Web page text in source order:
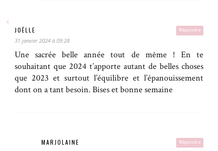
Répondre
JOËLLE
31 janvier 2024 à 09:28
Une sacrée belle année tout de même ! En te
souhaitant que 2024 t’apporte autant de belles choses
que 2023 et surtout l’équilibre et l’épanouissement
dont on a tant besoin. Bises et bonne semaine
Répondre
MARJOLAINE